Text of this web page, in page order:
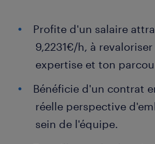
Profite d'un salaire
9,2231€/h, à
expertise et ton
Bénéficie d'un contrat
réelle perspective
sein de l'équipe.